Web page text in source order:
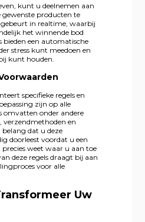
kunt u deelnemen aan
gewenste producten te
gebeurt in realtime, waarbij
het winnende bod
bieden een automatische
stress kunt meedoen en
kunt houden.
specifieke regels en
zijn op alle
omvatten onder andere
verzendmethoden en
belang dat u deze
doorleest voordat u een
weet waar u aan toe
deze regels draagt bij aan
voor alle
Uw